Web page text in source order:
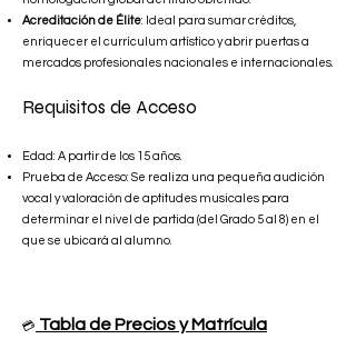
Acreditación de Élite: Ideal para sumar créditos,
enriquecer el currículum artístico y abrir puertas a
mercados profesionales nacionales e internacionales.
Requisitos de Acceso
Edad: A partir de los 15 años.
Prueba de Acceso: Se realiza una pequeña audición
vocal y valoración de aptitudes musicales para
determinar el nivel de partida (del Grado 5 al 8) en el
que se ubicará al alumno.
💳 Tabla de Precios y Matrícula